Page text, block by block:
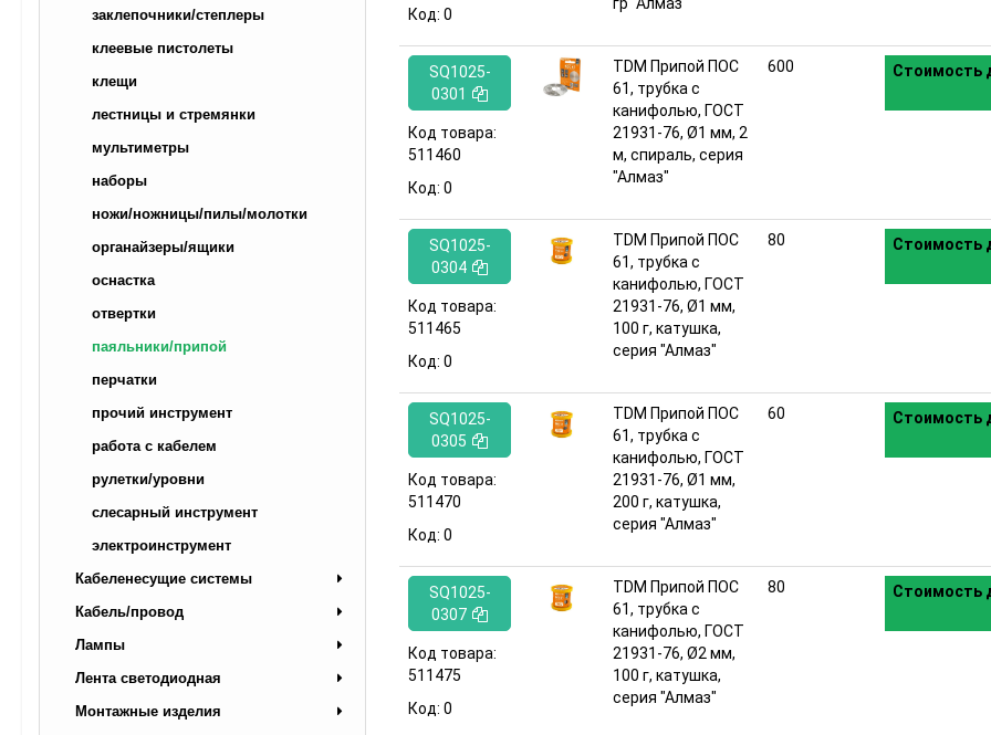
заклепочники/степлеры
клеевые пистолеты
клещи
лестницы и стремянки
мультиметры
наборы
ножи/ножницы/пилы/молотки
органайзеры/ящики
оснастка
отвертки
паяльники/припой
перчатки
прочий инструмент
работа с кабелем
рулетки/уровни
слесарный инструмент
электроинструмент
Кабеленесущие системы
Кабель/провод
Лампы
Лента светодиодная
Монтажные изделия
Код: 0
SQ1025-
0301
Код товара:
511460
Код: 0
TDM Припой ПОС
61, трубка с
канифолью, ГОСТ
21931-76, Ø1 мм, 2
м, спираль, серия
"Алмаз"
600 Стоимость
SQ1025-
0304
Код товара:
511465
Код: 0
TDM Припой ПОС
61, трубка с
канифолью, ГОСТ
21931-76, Ø1 мм,
100 г, катушка,
серия "Алмаз"
80 Стоимость
SQ1025-
0305
Код товара:
511470
Код: 0
TDM Припой ПОС
61, трубка с
канифолью, ГОСТ
21931-76, Ø1 мм,
200 г, катушка,
серия "Алмаз"
60 Стоимость
SQ1025-
0307
Код товара:
511475
Код: 0
TDM Припой ПОС
61, трубка с
канифолью, ГОСТ
21931-76, Ø2 мм,
100 г, катушка,
серия "Алмаз"
80 Стоимость